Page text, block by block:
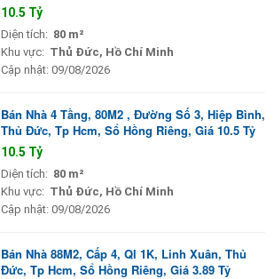
10.5 Tỷ
Diện tích: 80 m²
Khu vực: Thủ Đức, Hồ Chí Minh
Cập nhật: 09/08/2026
Bán Nhà 4 Tầng, 80M2 , Đường Số 3, Hiệp Bình,
Thủ Đức, Tp Hcm, Sổ Hồng Riêng, Giá 10.5 Tỷ
10.5 Tỷ
Diện tích: 80 m²
Khu vực: Thủ Đức, Hồ Chí Minh
Cập nhật: 09/08/2026
Bán Nhà 88M2, Cấp 4, Ql 1K, Linh Xuân, Thủ
Đức, Tp Hcm, Sổ Hồng Riêng, Giá 3.89 Tỷ